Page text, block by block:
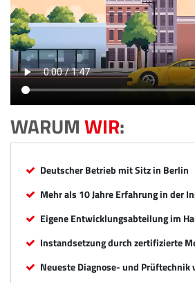
WARUMWIR:
Deutscher Betrieb mit Sitz in Berlin
Mehr als 10 Jahre Erfahrung in der
Eigene Entwicklungsabteilung im
Instandsetzung durch zertifizierte
Neueste Diagnose- und